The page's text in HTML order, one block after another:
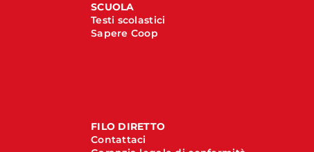
SCUOLA
Testi scolastici
Sapere Coop
FILO DIRETTO
Contattaci